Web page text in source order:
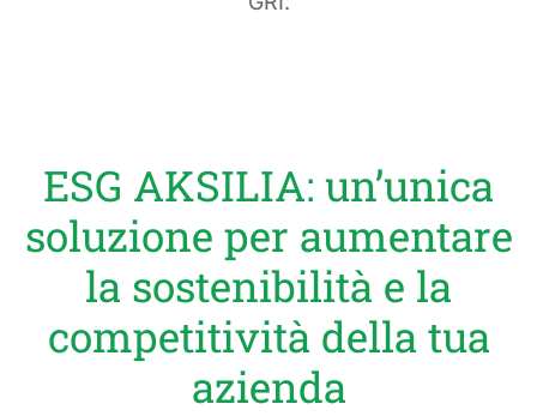
ESG AKSILIA: un’unica
soluzione per aumentare
la sostenibilità e la
competitività della tua
azienda